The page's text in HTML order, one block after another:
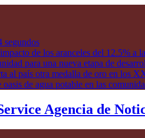
segundos
de los aranceles del 12.5% a
para una nueva etapa de
al país otra medalla de oro en los
de agua potable en las
Agencia de